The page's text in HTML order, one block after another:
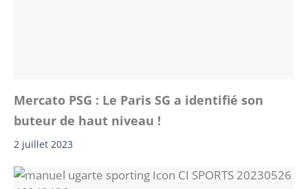
Mercato PSG : Le Paris SG a identifié son
buteur de haut niveau !
2 juillet 2023